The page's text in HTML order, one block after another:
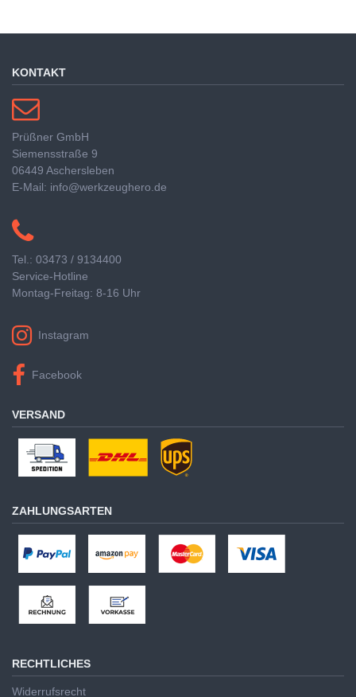
KONTAKT
Prüßner GmbH
Siemensstraße 9
06449 Aschersleben
E-Mail: info@werkzeughero.de
Tel.: 03473 / 9134400
Service-Hotline
Montag-Freitag: 8-16 Uhr
Instagram
Facebook
VERSAND
ZAHLUNGSARTEN
RECHTLICHES
Widerrufsrecht